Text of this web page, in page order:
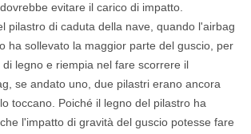
evitare il carico di impatto.
pilastro di caduta della nave, quando l'airbag
ha sollevato la maggior parte del guscio, per
legno e riempia nel fare scorrere il
se andato uno, due pilastri erano ancora
toccano. Poiché il legno del pilastro ha
l'impatto di gravità del guscio potesse fare